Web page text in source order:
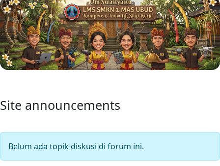
Site announcements
Belum ada topik diskusi di forum ini.